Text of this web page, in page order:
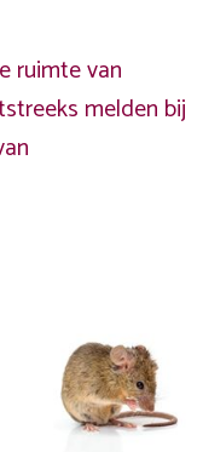
ruimte van
melden bij